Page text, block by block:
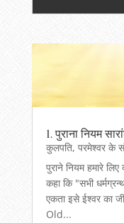
1. पुराना नियम
कुलपति, परमेश्वर के
पुराने नियम हमारे
कहा कि "सभी
एकता इसे ईश्वर का
Old...